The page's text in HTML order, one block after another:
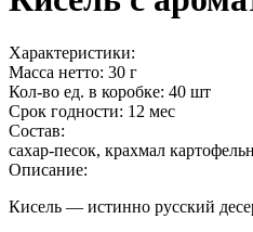
Характеристики:
Масса нетто: 30 г
Кол-во ед. в коробке: 40 шт
Срок годности: 12 мес
Состав:
сахар-песок, крахмал
Описание:
Кисель — истинно русский